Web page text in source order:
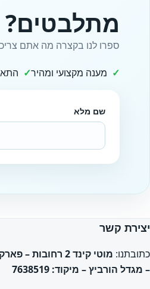
מתלבטים?
ספרו לנו בקצרה מה אתם
מענה מקצועי ומהיר
שם מלא
יצירת קשר
כתובתנו:
מוטי קינד 2 רחובות –
– מגדל הורביץ – מיקוד: 7638519